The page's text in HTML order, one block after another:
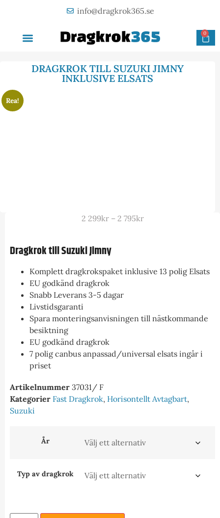
info@dragkrok365.se
0
DRAGKROK TILL SUZUKI JIMNY
INKLUSIVE ELSATS
Rea!
2 299kr – 2 795kr
Dragkrok till Suzuki Jimny
Komplett dragkrokspaket inklusive 13 polig Elsats
EU godkänd dragkrok
Snabb Leverans 3-5 dagar
Livstidsgaranti
Spara monteringsanvisningen till nästkommande
besiktning
EU godkänd dragkrok
7 polig canbus anpassad/universal elsats ingår i
priset
Artikelnummer 37031/ F
Kategorier Fast Dragkrok, Horisontellt Avtagbart,
Suzuki
År
Typ av dragkrok